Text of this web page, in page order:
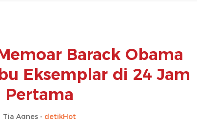
Barack Obama
Eksemplar di 24 Jam
Pertama
Tia Agnes - detikHot